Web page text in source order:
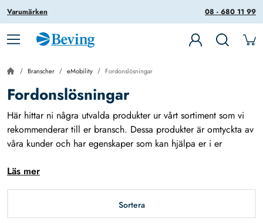
08 - 680 11 99
Varumärken
Branscher eMobility Fordonslösningar
Fordonslösningar
Här hittar ni några utvalda produkter ur vårt sortiment som vi
rekommenderar till er bransch. Dessa produkter är omtyckta av
våra kunder och har egenskaper som kan hjälpa er i er
Under Produkter-menyn hittar ni hela vårt sortiment.
Läs mer
Sortera